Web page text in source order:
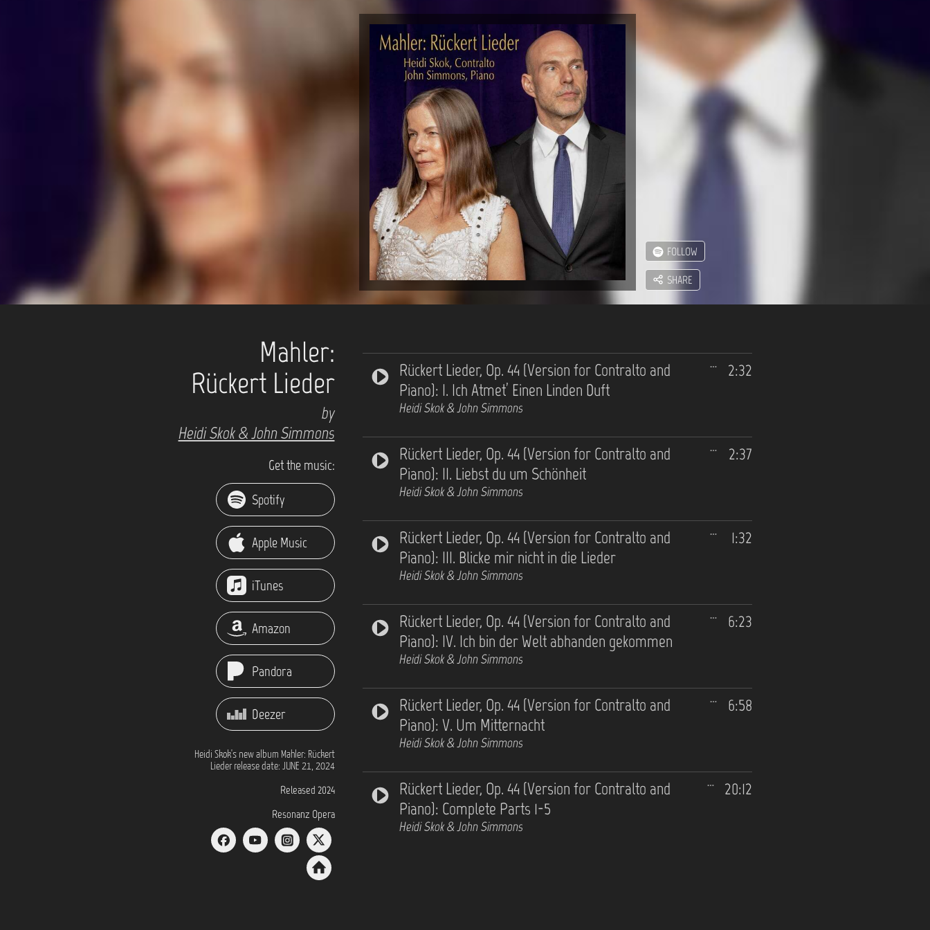
FOLLOW
SHARE
Mahler:
Rückert Lieder
by
Heidi Skok & John Simmons
Get the music:
Spotify
Apple Music
iTunes
Amazon
Pandora
Deezer
Heidi Skok's new album Mahler: Rückert
Lieder release date: JUNE 21, 2024
Released 2024
Resonanz Opera
2:32
Rückert Lieder, Op. 44 (Version for Contralto and
Piano): I. Ich Atmet’ Einen Linden Duft
Heidi Skok & John Simmons
2:37
Rückert Lieder, Op. 44 (Version for Contralto and
Piano): II. Liebst du um Schönheit
Heidi Skok & John Simmons
1:32
Rückert Lieder, Op. 44 (Version for Contralto and
Piano): III. Blicke mir nicht in die Lieder
Heidi Skok & John Simmons
6:23
Rückert Lieder, Op. 44 (Version for Contralto and
Piano): IV. Ich bin der Welt abhanden gekommen
Heidi Skok & John Simmons
6:58
Rückert Lieder, Op. 44 (Version for Contralto and
Piano): V. Um Mitternacht
Heidi Skok & John Simmons
20:12
Rückert Lieder, Op. 44 (Version for Contralto and
Piano): Complete Parts 1-5
Heidi Skok & John Simmons